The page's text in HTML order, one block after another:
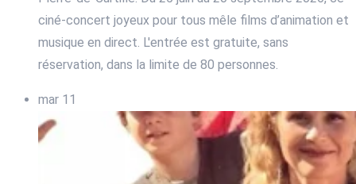
ciné-concert joyeux pour tous mêle films d’animation et
musique en direct. L'entrée est gratuite, sans
réservation, dans la limite de 80 personnes.
mar 11